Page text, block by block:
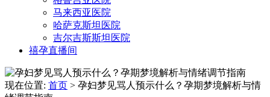
马来西亚医院
哈萨克斯坦医院
吉尔吉斯斯坦医院
禧孕直播间
现在位置: 首页 > 孕妇梦见骂人预示什么？孕期梦境解析与情